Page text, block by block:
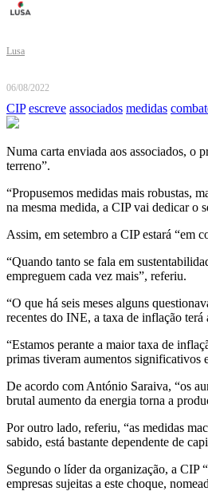
Lusa
06/08/2022
CIP escreve associados medidas
Numa carta enviada aos associados, o
terreno”.
“Propusemos medidas mais robustas,
na mesma medida, a CIP vai dedicar o
Assim, em setembro a CIP estará “em
“Quando tanto se fala em
empreguem cada vez mais”, referiu.
“O que há seis meses alguns
recentes do INE, a taxa de inflação
“Estamos perante a maior taxa de
primas tiveram aumentos significativos
De acordo com António Saraiva, “os
brutal aumento da energia torna a
Por outro lado, referiu, “as medidas
sabido, está bastante dependente de
Segundo o líder da organização, a CIP
empresas sujeitas a este choque,